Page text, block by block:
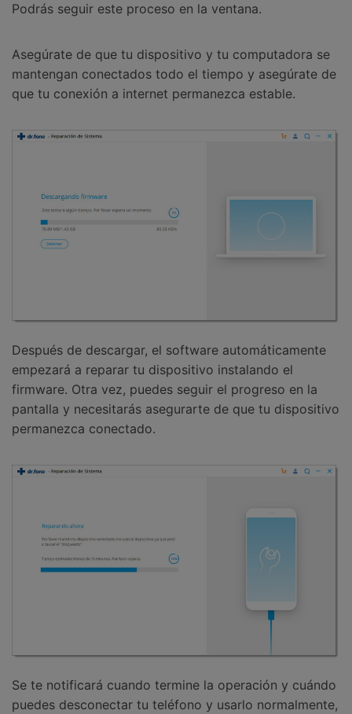
Podrás seguir este proceso en la ventana.
Asegúrate de que tu dispositivo y tu computadora se
mantengan conectados todo el tiempo y asegúrate de
que tu conexión a internet permanezca estable.
Después de descargar, el software automáticamente
empezará a reparar tu dispositivo instalando el
firmware. Otra vez, puedes seguir el progreso en la
pantalla y necesitarás asegurarte de que tu dispositivo
permanezca conectado.
Se te notificará cuando termine la operación y cuándo
puedes desconectar tu teléfono y usarlo normalmente,